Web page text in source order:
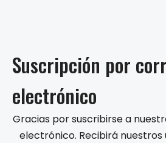
Suscripción por
electrónico
Gracias por suscribirse a
electrónico. Recibirá